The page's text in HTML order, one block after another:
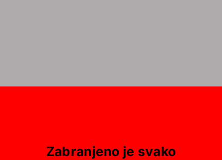
Zabranjeno je svako